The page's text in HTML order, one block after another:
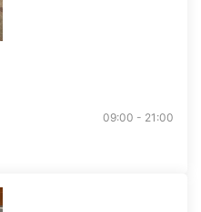
09:00 - 21:00